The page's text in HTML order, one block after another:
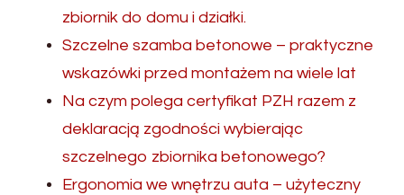
zbiornik do domu i działki.
Szczelne szamba betonowe – praktyczne
wskazówki przed montażem na wiele lat
Na czym polega certyfikat PZH razem z
deklaracją zgodności wybierając
szczelnego zbiornika betonowego?
Ergonomia we wnętrzu auta – użyteczny